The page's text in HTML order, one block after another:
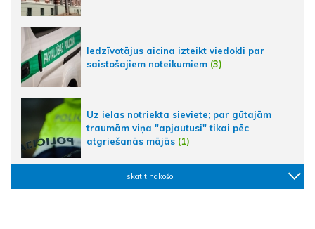
Iedzīvotājus aicina izteikt viedokli par
saistošajiem noteikumiem (3)
Uz ielas notriekta sieviete; par gūtajām
traumām viņa "apjautusi" tikai pēc
atgriešanās mājās (1)
skatīt nākošo